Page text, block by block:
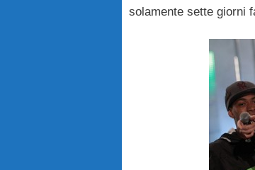
solamente sette giorni